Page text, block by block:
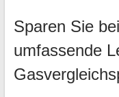
Sparen Sie
umfassende